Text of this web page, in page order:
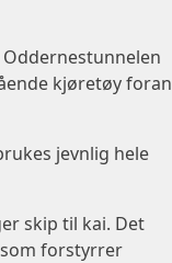
kjøretøy foran
jevnlig hele
skip til kai. Det
forstyrrer